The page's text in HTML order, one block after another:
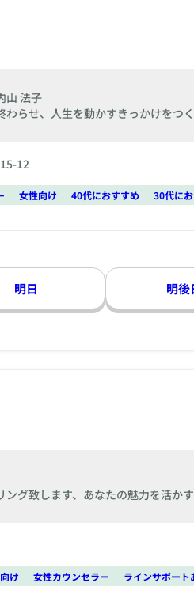
山 法子
わらせ、人生を動かすきっかけをつ
12
女性向け 40代におすすめ 30代に
明日 明後
グ致します、あなたの魅力を活か
け 女性カウンセラー ラインサポート